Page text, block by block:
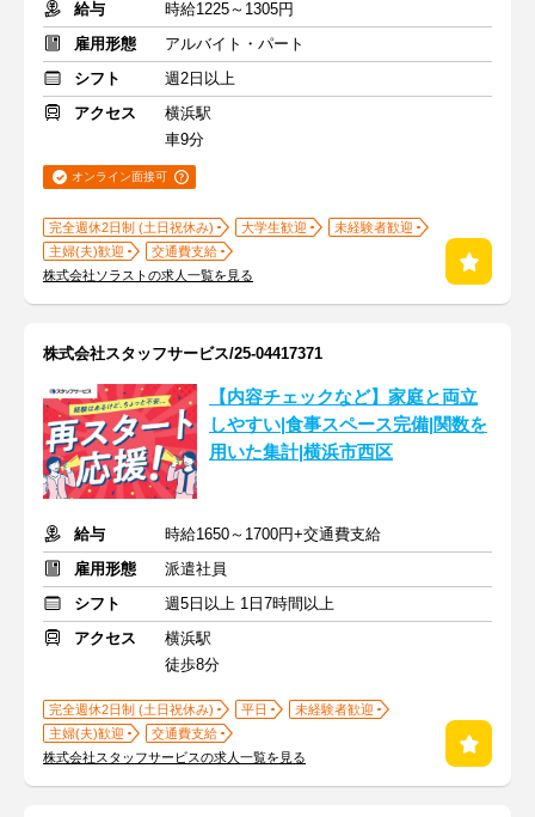
給与
時給1225～1305円
雇用形態
アルバイト・パート
シフト
週2日以上
アクセス
横浜駅
車9分
オンライン面接可
完全週休2日制 (土日祝休み) 大学生歓迎
未経験者歓迎
主婦(夫)歓迎
交通費支給
株式会社ソラストの求人一覧を見る
株式会社スタッフサービス/25-04417371
【内容チェックなど】家庭と両立
しやすい|食事スペース完備|関数を
用いた集計|横浜市西区
給与
時給1650～1700円+交通費支給
雇用形態
派遣社員
シフト
週5日以上 1日7時間以上
アクセス
横浜駅
徒歩8分
完全週休2日制 (土日祝休み) 平日
未経験者歓迎
主婦(夫)歓迎
交通費支給
株式会社スタッフサービスの求人一覧を見る